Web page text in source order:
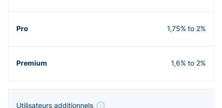
1,75% to 2%
1,6% to 2%
Utilisateurs additionnels